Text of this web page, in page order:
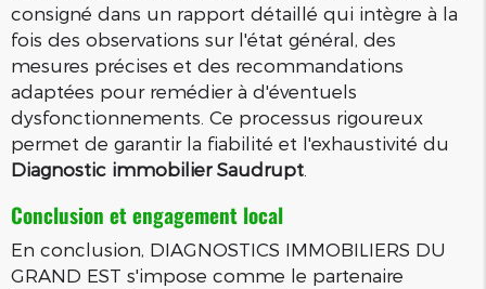
consigné dans un rapport détaillé qui intègre à la
fois des observations sur l'état général, des
mesures précises et des recommandations
adaptées pour remédier à d'éventuels
dysfonctionnements. Ce processus rigoureux
permet de garantir la fiabilité et l'exhaustivité du
Diagnostic immobilier Saudrupt
Conclusion et engagement local
En conclusion, DIAGNOSTICS IMMOBILIERS DU
GRAND EST s'impose comme le partenaire